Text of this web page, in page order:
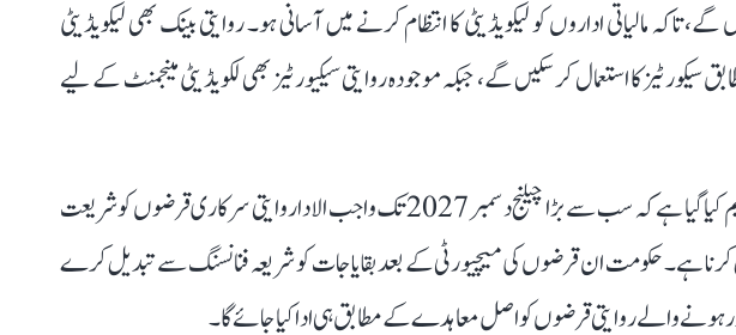
مالیاتی اداروں کو لیکویڈیٹی کا انتظام کرنے میں آسانی ہو۔ روایتی بینک بھی لیکویڈیٹی
کا استعمال کر سکیں گے، جبکہ موجودہ روایتی سیکیورٹیز بھی لکویڈیٹی مینجمنٹ کے لیے
حکمت عملی میں اس بات کو تسلیم کیا گیا ہے کہ سب سے بڑا چیلنج دسمبر 2027 تک واجب الادا روایتی سرکاری قرضوں کو شریعت
ہے۔ حکومت ان قرضوں کی میچیورٹی کے بعد بقایا جات کو شریعہ فنانسنگ سے تبدیل کرے